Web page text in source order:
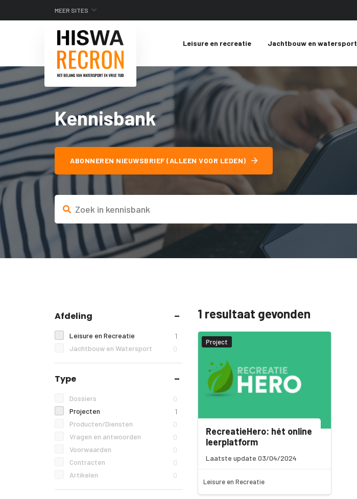
MEER SITES
Leisure en recreatie Jachtbouw en watersport
Kennisbank
ABONNEREN NIEUWSBRIEF (ALLEEN VOOR LEDEN)
Afdeling
Leisure en Recreatie 1
Jachtbouw en Watersport 0
Type
Dossiers 0
Projecten 1
Producten/Diensten 0
Vragen en antwoorden 0
Voorwaarden 0
Contracten 0
Artikelen 0
1 resultaat gevonden
Project
RecreatieHero: hét online
leerplatform
Laatste update 03/04/2024
Leisure en Recreatie